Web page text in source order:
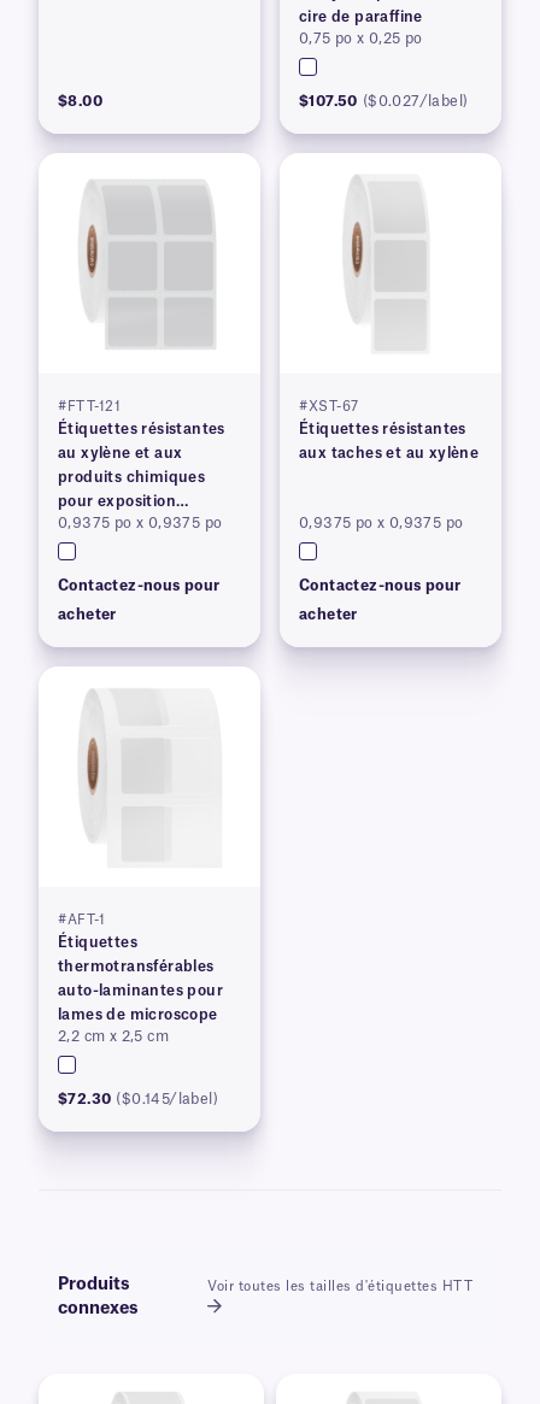
$8.00
cire de paraffine
0,75 po x 0,25 po
$107.50 ($0.027/label)
#FTT-121
Étiquettes résistantes
au xylène et aux
produits chimiques
pour exposition
prolongée
0,9375 po x 0,9375 po
Contactez-nous pour
acheter
#XST-67
Étiquettes résistantes
aux taches et au xylène
0,9375 po x 0,9375 po
Contactez-nous pour
acheter
#AFT-1
Étiquettes
thermotransférables
auto-laminantes pour
lames de microscope
2,2 cm x 2,5 cm
$72.30 ($0.145/label)
Produits
connexes
Voir toutes les tailles d'étiquettes HTT